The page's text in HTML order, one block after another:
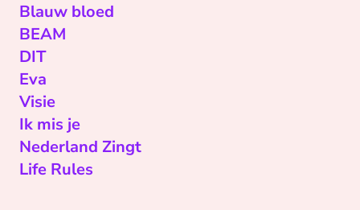
Blauw bloed
BEAM
DIT
Eva
Visie
Ik mis je
Nederland Zingt
Life Rules